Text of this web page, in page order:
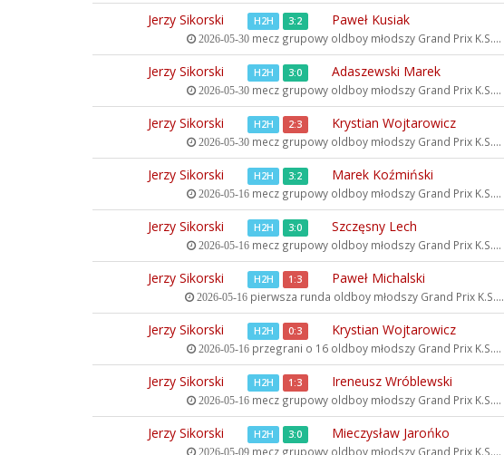
Jerzy Sikorski H2H 3:2 Paweł Kusiak
2026-05-30 mecz grupowy oldboy młodszy Grand Prix K.S....
Jerzy Sikorski H2H 3:0 Adaszewski Marek
2026-05-30 mecz grupowy oldboy młodszy Grand Prix K.S....
Jerzy Sikorski H2H 2:3 Krystian Wojtarowicz
2026-05-30 mecz grupowy oldboy młodszy Grand Prix K.S....
Jerzy Sikorski H2H 3:2 Marek Koźmiński
2026-05-16 mecz grupowy oldboy młodszy Grand Prix K.S....
Jerzy Sikorski H2H 3:0 Szczęsny Lech
2026-05-16 mecz grupowy oldboy młodszy Grand Prix K.S....
Jerzy Sikorski H2H 1:3 Paweł Michalski
2026-05-16pierwsza runda oldboy młodszy Grand Prix K.S....
Jerzy Sikorski H2H 0:3 Krystian Wojtarowicz
2026-05-16 przegrani o 16 oldboy młodszy Grand Prix K.S....
Jerzy Sikorski H2H 1:3 Ireneusz Wróblewski
2026-05-16 mecz grupowy oldboy młodszy Grand Prix K.S....
Jerzy Sikorski H2H 3:0 Mieczysław Jarońko
2026-05-09 mecz grupowy oldboy młodszy Grand Prix K.S....